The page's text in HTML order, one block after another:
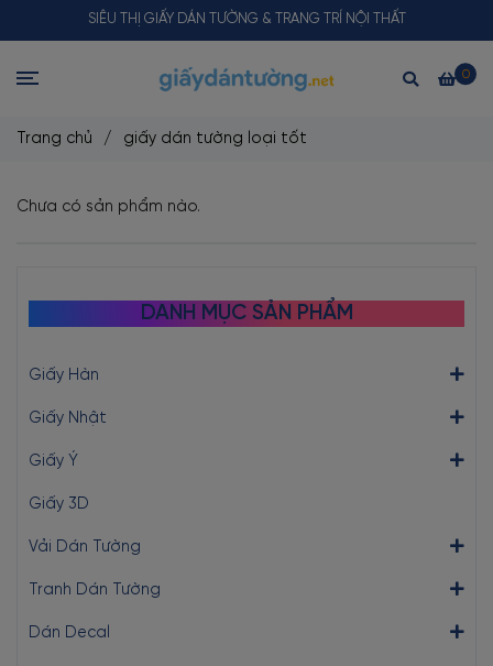
SIÊU THỊ GIẤY DÁN TƯỜNG & TRANG TRÍ NỘI THẤT
0
Trang chủ / giấy dán tường loại tốt
Chưa có sản phẩm nào.
DANH MỤC SẢN PHẨM
Giấy Hàn
Giấy Nhật
Giấy Ý
Giấy 3D
Vải Dán Tường
Tranh Dán Tường
Dán Decal